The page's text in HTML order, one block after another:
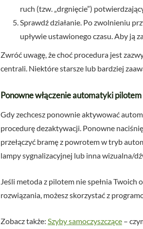
ruch (tzw. „drgnięcie”)
Sprawdź działanie. Po zwolnieniu
upływie ustawionego czasu. Aby ją
Zwróć uwagę, że choć procedura jest
centrali. Niektóre starsze lub bardziej
Ponowne włączenie automatyki pilotem
Gdy zechcesz ponownie aktywować
procedurę dezaktywacji. Ponowne
przełączyć bramę z powrotem w tryb
lampy sygnalizacyjnej lub inna wizualna/
Jeśli metoda z pilotem nie spełnia
rozwiązania, możesz skorzystać z
Zobacz także: Szyby samoczyszczące –